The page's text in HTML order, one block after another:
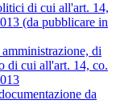
di cui all'art. 14,
(da pubblicare in
di
di cui all'art. 14, co.
da